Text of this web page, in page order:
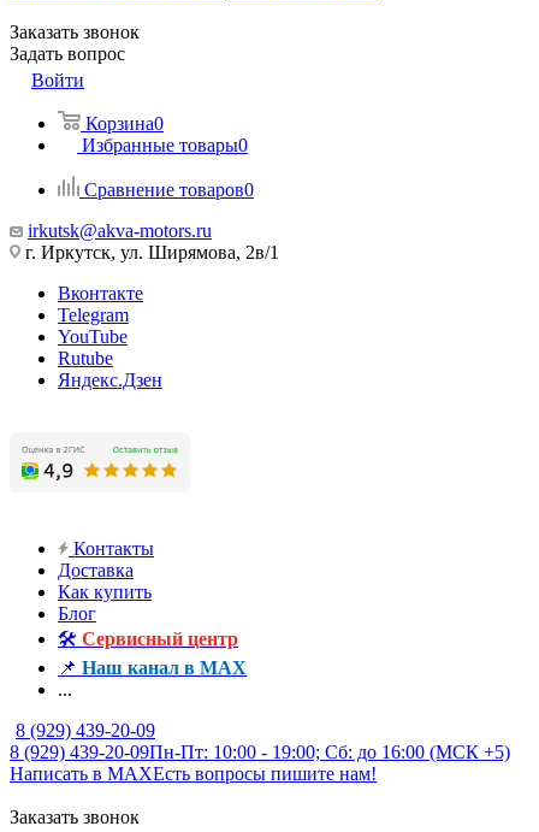
Заказать звонок
Задать вопрос
Войти
Корзина0
Избранные товары0
Сравнение товаров0
irkutsk@akva-motors.ru
г. Иркутск, ул. Ширямова, 2в/1
Вконтакте
Telegram
YouTube
Rutube
Яндекс.Дзен
Контакты
Доставка
Как купить
Блог
🛠️ Сервисный центр
📌 Наш канал в MAX
...
8 (929) 439-20-09
8 (929) 439-20-09Пн-Пт: 10:00 - 19:00; Сб: до 16:00 (МСК +5)
Написать в MAXЕсть вопросы пишите нам!
Заказать звонок